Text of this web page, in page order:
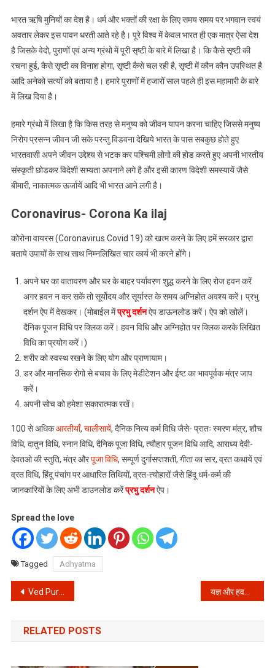
भारत ऋषि मुनियों का देश है। धर्म और भक्तों की रक्षा के लिए समय समय पर भगवान स्वयं
अवतार लेकर इस पावन धरती आते रहे है। पूरे विश्व में केवल भारत ही एक मात्र ऐसा देश
है जिसके वेदो, पुराणों एवं अन्य ग्रंथो में पूरी सृष्टी के बारे में लिखा है। कि कैसे सृष्टी की
रचना हुई, कैसे सृष्टी का विनाश होगा, सृष्टी कैसे चल रही है, सृष्टी में कौन कौन उपस्थित है
आदि अनेको सत्यों को बताया है। हमारे पुराणों में हजारों साल पहले ही इस महामारी के बारे
में लिख दिया है।
हमारे ग्रंथो में लिखा है कि किस तरह से मनुष्य को जीवन यापन करना चाहिए जिससे मनुष्य
निरोग प्रसन्न जीवन जी सके परन्तु विडवना देखिये भारत के पास सबकुछ होते हुए
भारतवासी अपने जीवन उद्देश्य से भटक कर पश्चिमी लोगो की होड करते हुए अपनी भारतीय
संस्कृती छोडकर विदेशी सभ्यता अपनाने लगे है और इसी कारण विदेशी समस्यायें जैसे
बीमारी, नाकात्मक ऊर्जायें आदि भी भारत आने लगी है।
Coronavirus- Corona Ka ilaj
कोरोना वायरस (Coronavirus Covid 19) को खत्म करने के लिए हमें सरकार द्वारा
बताये उपायों के साथ साथ निम्नलिखित चार कार्य भी करने होंगे।
अपने घर का वातावरण और घर के बाहर पर्यावरण शुद्ध करने के लिए रोज हवन करें
अगर हवन न कर सकें तो सूर्योदय और सूर्यास्त के समय अग्निहोत अवश्य करें। प्रभु
दर्शन ऐप में देखकर। (मोबाईल मेंप्रभु दर्शनऐप डाऊनलोड करें। ऐप को खोलें।
दैनिक पूजन विधि पर क्लिक करें। हवन विधि और अग्निहोत पर क्लिक करके लिखित
विधि का प्रयोग करें।)
शरीर को स्वस्थ रखने के लिए योग और प्राणायाम।
डर और मानसिक रोगो से बचाव के लिए मेडीटेशन और ईष्ट का भावपूर्वक मंत्र जाप
करें।
अपनी सोच को हमेशा सकारात्मक रखें।
100 से अधिकआरतीयाँ, चालीसायें, दैनिक नित्य कर्म विधि जैसे- प्रातः स्मरण मंत्र, शौच
विधि, दातुन विधि, स्नान विधि, दैनिक पूजा विधि, त्यौहार पूजन विधि आदि, आराध्य देवी-
देवतओ की स्तुति, मंत्र औरपूजा विधि, सम्पूर्ण दुर्गासप्तशती, गीता का सार, व्रत कथायें एवं
व्रत विधि, हिंदू पंचांग पर आधारित तिथियों, व्रत-त्योहारों जैसे हिंदू धर्म-कर्म की
जानकारियों के लिए अभी डाउनलोड करेंप्रभु दर्शनऐप।
Spread the love
Tagged Adhyatma
Post
navigation
Ved Puran All Download in Hindi Pdf Format
RELATED POSTS